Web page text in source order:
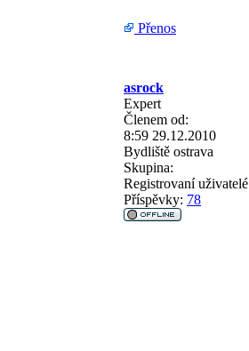
Přenos
asrock
Expert
Členem od:
8:59 29.12.2010
Bydliště ostrava
Skupina:
Registrovaní uživatelé
Příspěvky: 78